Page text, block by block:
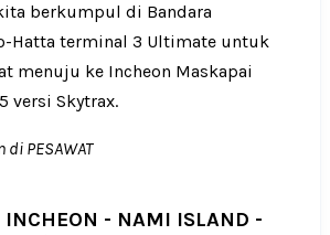
berkumpul di Bandara
Hatta terminal 3 Ultimate untuk
menuju ke Incheon Maskapai
versi Skytrax.
di PESAWAT
INCHEON - NAMI ISLAND -